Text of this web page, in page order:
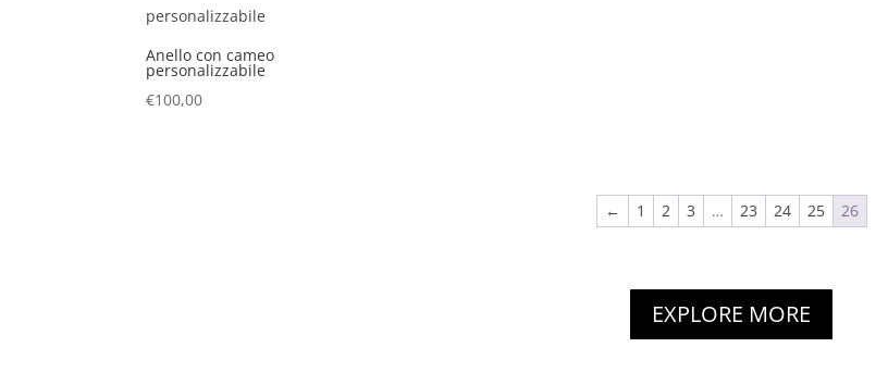
Anello con cameo
personalizzabile
€100,00
← 1 2 3 … 23 24 25 26
EXPLORE MORE